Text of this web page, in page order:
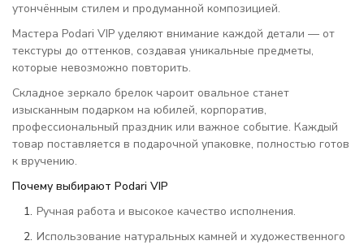
утончённым стилем и продуманной композицией.
Мастера Podari VIP уделяют внимание каждой детали — от
текстуры до оттенков, создавая уникальные предметы,
которые невозможно повторить.
Складное зеркало брелок чароит овальное станет
изысканным подарком на юбилей, корпоратив,
профессиональный праздник или важное событие. Каждый
товар поставляется в подарочной упаковке, полностью готов
к вручению.
Почему выбирают Podari VIP
Ручная работа и высокое качество исполнения.
Использование натуральных камней и художественного